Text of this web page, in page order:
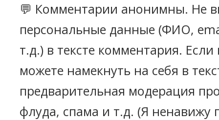
💬 Комментарии анонимны. Не
персональные данные (ФИО,
т.д.) в тексте комментария.
можете намекнуть на себя в
предварительная модерация
флуда, спама и т.д. (Я ненавижу